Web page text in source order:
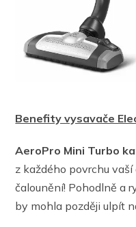
Benefity vysavače
AeroPro Mini Turbo
z každého povrchu
čalounění! Pohodlně a
by mohla později ulpít